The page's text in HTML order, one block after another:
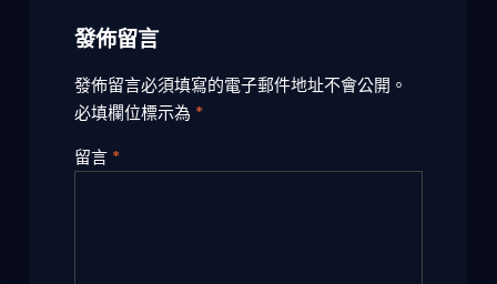
發佈留言
發佈留言必須填寫的電子郵件地址不會公開。
必填欄位標示為 *
留言 *